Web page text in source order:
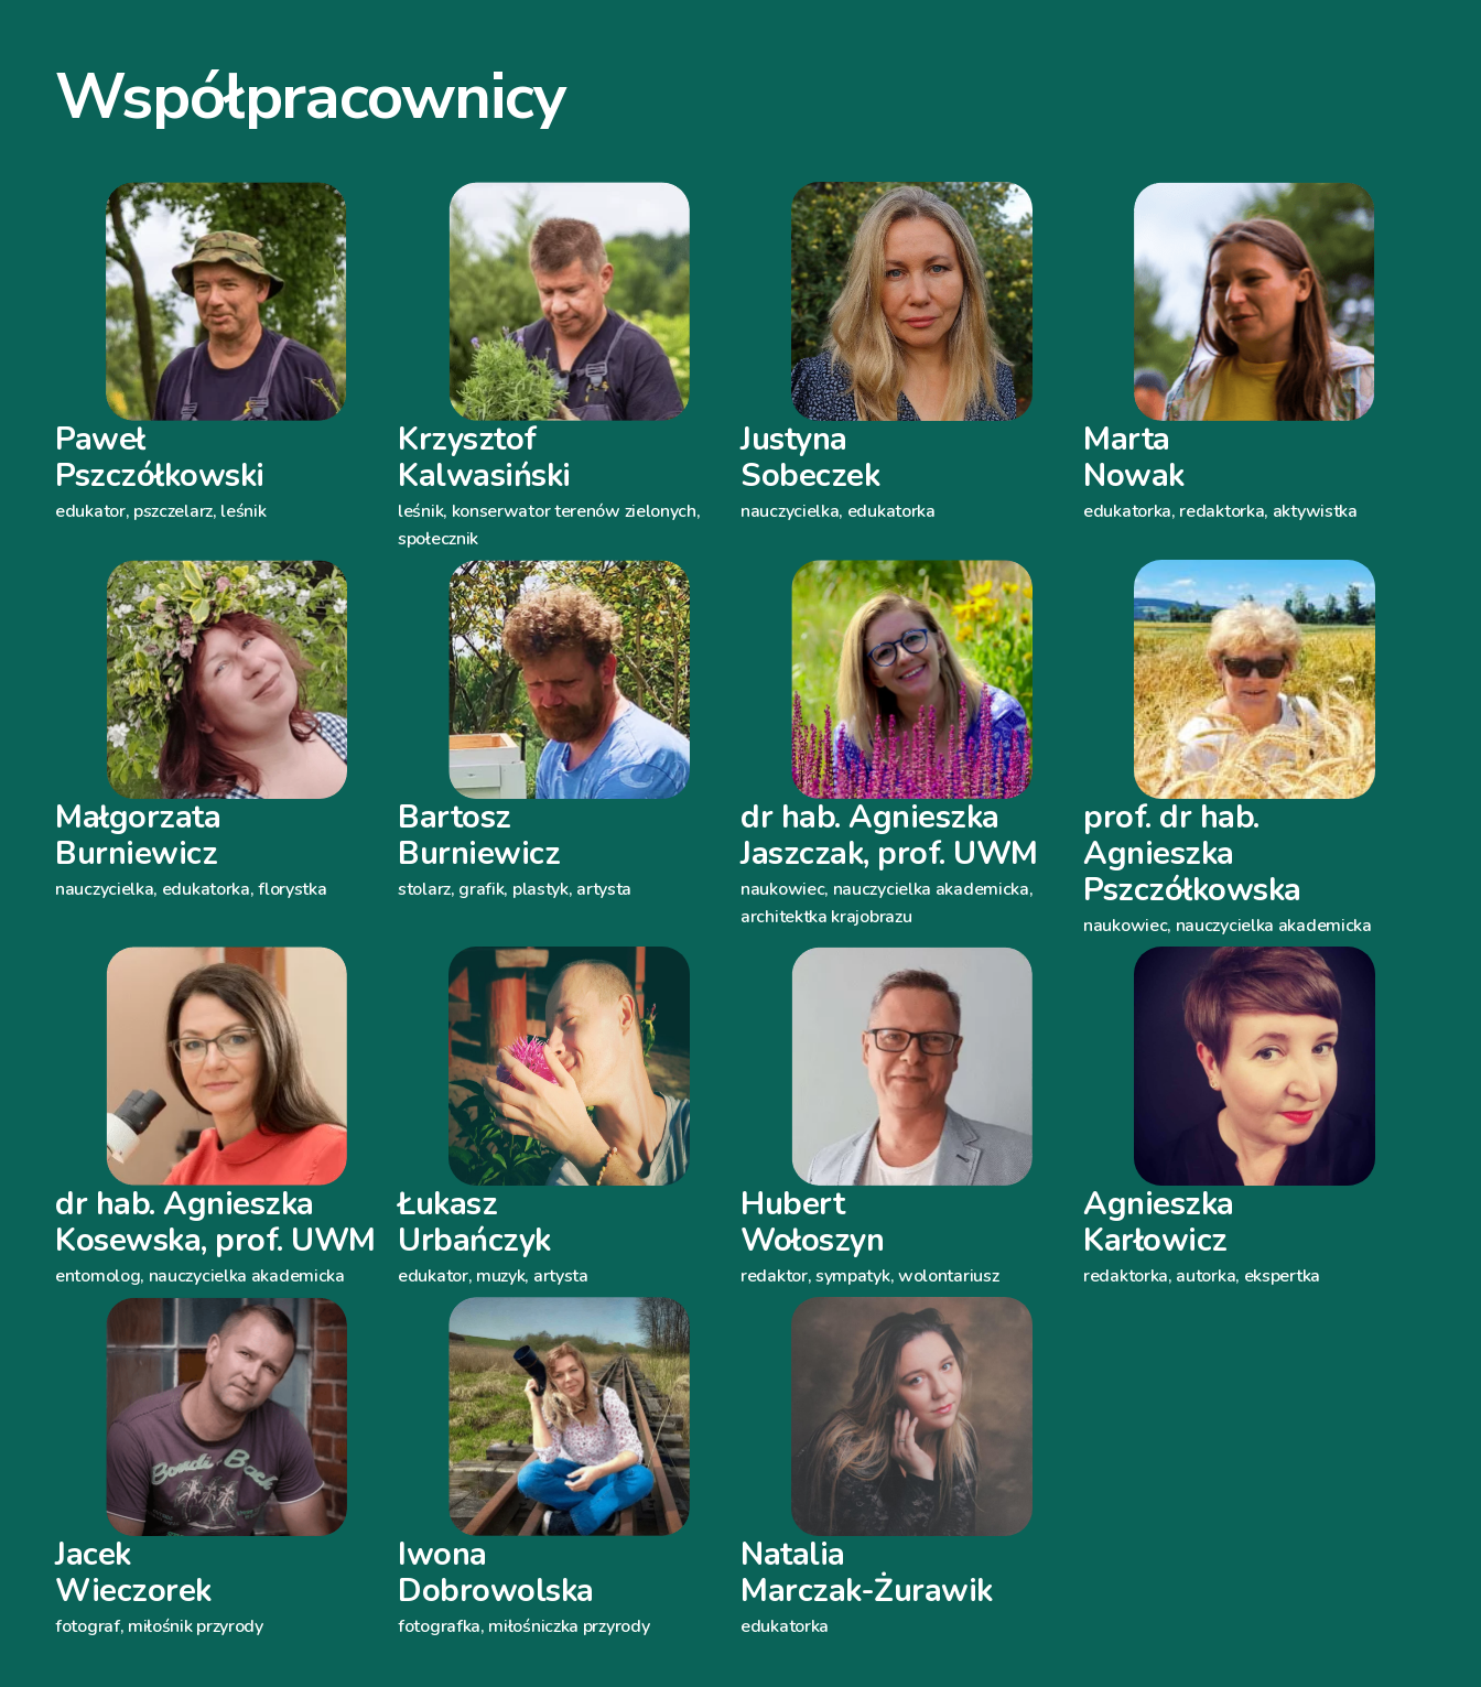
Współpracownicy
Paweł
Pszczółkowski
edukator, pszczelarz, leśnik
Krzysztof
Kalwasiński
leśnik, konserwator terenów zielonych,
społecznik
Justyna
Sobeczek
nauczycielka, edukatorka
Marta
Nowak
edukatorka, redaktorka, aktywistka
Małgorzata
Burniewicz
nauczycielka, edukatorka, florystka
Bartosz
Burniewicz
stolarz, grafik, plastyk, artysta
dr hab. Agnieszka
Jaszczak, prof. UWM
naukowiec, nauczycielka akademicka,
architektka krajobrazu
prof. dr hab.
Agnieszka
Pszczółkowska
naukowiec, nauczycielka akademicka
dr hab. Agnieszka
Kosewska, prof. UWM
entomolog, nauczycielka akademicka
Łukasz
Urbańczyk
edukator, muzyk, artysta
Hubert
Wołoszyn
redaktor, sympatyk, wolontariusz
Agnieszka
Karłowicz
redaktorka, autorka, ekspertka
Jacek
Wieczorek
fotograf, miłośnik przyrody
Iwona
Dobrowolska
fotografka, miłośniczka przyrody
Natalia
Marczak-Żurawik
edukatorka